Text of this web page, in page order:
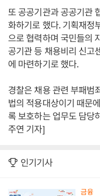
또 공공기관과 공공기관
화하기로 했다. 기획재정
으로 협력하며 국민들의
공기관 등 채용비리 신고
에 마련하기로 했다.
경찰은 채용 관련 부패범
법의 적용대상이기 때문
록 보호하는 업무도 담당
주연 기자]
인기기사
금융